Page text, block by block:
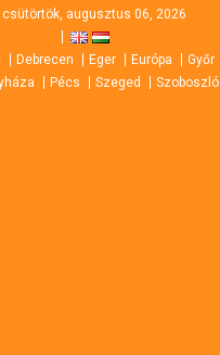
csütörtök, augusztus 06, 2026
Debrecen Eger Európa Győr
Pécs Szeged Szoboszló